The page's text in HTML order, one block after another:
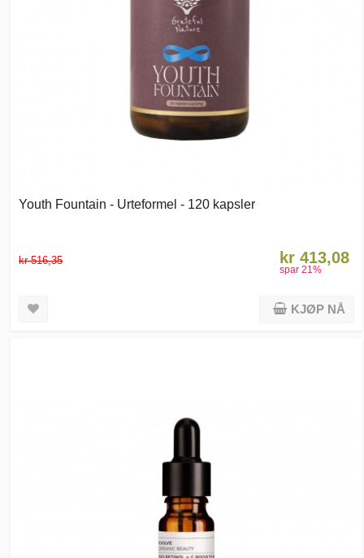
Youth Fountain - Urteformel - 120 kapsler
kr 516,35 kr 413,08
spar 21%
KJØP NÅ